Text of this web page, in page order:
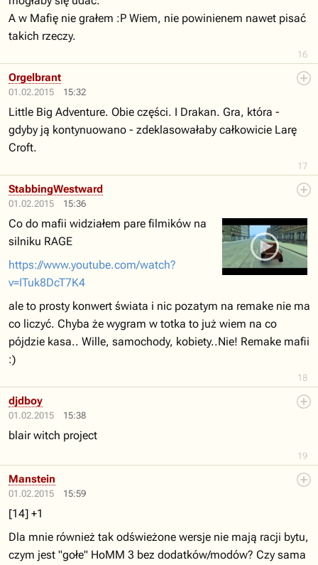
16
A w Mafię nie grałem :P Wiem, nie powinienem nawet pisać
takich rzeczy.
01.02.2015 15:32
17
Orgelbrant
Little Big Adventure. Obie części. I Drakan. Gra, która -
gdyby ją kontynuowano - zdeklasowałaby całkowicie Larę
Croft.
01.02.2015 15:36
18
StabbingWestward
Co do mafii widziałem pare filmików na
silniku RAGE
https://www.youtube.com/watch?
v=ITuk8DcT7K4
ale to prosty konwert świata i nic pozatym na remake nie ma
co liczyć. Chyba że wygram w totka to już wiem na co
pójdzie kasa.. Wille, samochody, kobiety..Nie! Remake mafii
:)
01.02.2015 15:38
19
djdboy
blair witch project
01.02.2015 15:59
Manstein
[14] +1
Dla mnie również tak odświeżone wersje nie mają racji bytu,
czym jest "gołe" HoMM 3 bez dodatków/modów? Czy sama